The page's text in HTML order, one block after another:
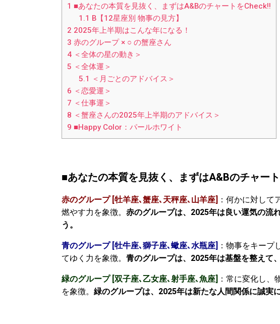
1 ■あなたの本質を見抜く、まずはA&BのチャートをCheck!!
1.1 B【12星座別 物事の見方】
2 2025年上半期はこんな年になる！
3 赤のグループ × ○ の蟹座さん
4 ＜全体の星の動き＞
5 ＜全体運＞
5.1 ＜月ごとのアドバイス＞
6 ＜恋愛運＞
7 ＜仕事運＞
8 ＜蟹座さんの2025年上半期のアドバイス＞
9 ■Happy Color：パールホワイト
■あなたの本質を見抜く、まずはA&Bのチャー
赤のグループ [牡羊座､蟹座､天秤座､山羊座] ：何かに対し
燃やす力を象徴。 赤のグループは、2025年は良い運気の流
う。
青のグループ [牡牛座､獅子座､蠍座､水瓶座] ：物事をキー
てゆく力を象徴。 青のグループは、2025年は基盤を整えて
緑のグループ [双子座､乙女座､射手座､魚座] ：常に変化し
を象徴。 緑のグループは、2025年は新たな人間関係に誠実